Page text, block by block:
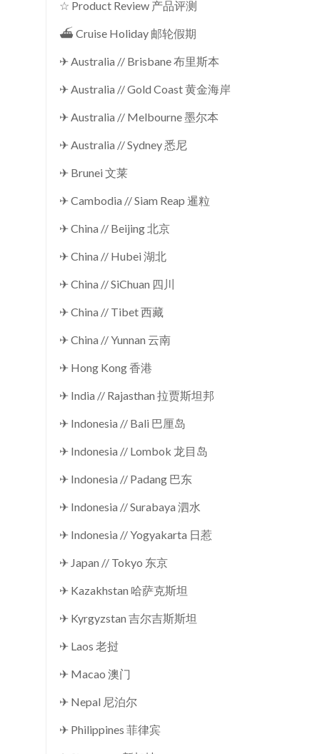
☆ Product Review 产品评测
⛴ Cruise Holiday 邮轮假期
✈ Australia // Brisbane 布里斯本
✈ Australia // Gold Coast 黄金海岸
✈ Australia // Melbourne 墨尔本
✈ Australia // Sydney 悉尼
✈ Brunei 文莱
✈ Cambodia // Siam Reap 暹粒
✈ China // Beijing 北京
✈ China // Hubei 湖北
✈ China // SiChuan 四川
✈ China // Tibet 西藏
✈ China // Yunnan 云南
✈ Hong Kong 香港
✈ India // Rajasthan 拉贾斯坦邦
✈ Indonesia // Bali 巴厘岛
✈ Indonesia // Lombok 龙目岛
✈ Indonesia // Padang 巴东
✈ Indonesia // Surabaya 泗水
✈ Indonesia // Yogyakarta 日惹
✈ Japan // Tokyo 东京
✈ Kazakhstan 哈萨克斯坦
✈ Kyrgyzstan 吉尔吉斯斯坦
✈ Laos 老挝
✈ Macao 澳门
✈ Nepal 尼泊尔
✈ Philippines 菲律宾